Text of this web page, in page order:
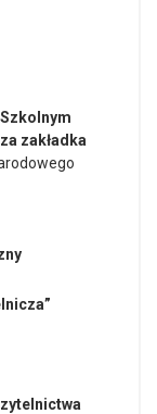
Szkolnym
zakładka